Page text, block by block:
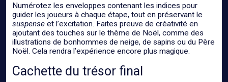
Numérotez les enveloppes contenant les indices pour
guider les joueurs à chaque étape, tout en préservant le
suspense et l’excitation. Faites preuve de créativité en
ajoutant des touches sur le thème de Noël, comme des
illustrations de bonhommes de neige, de sapins ou du Père
Noël. Cela rendra l’expérience encore plus magique.
Cachette du trésor final